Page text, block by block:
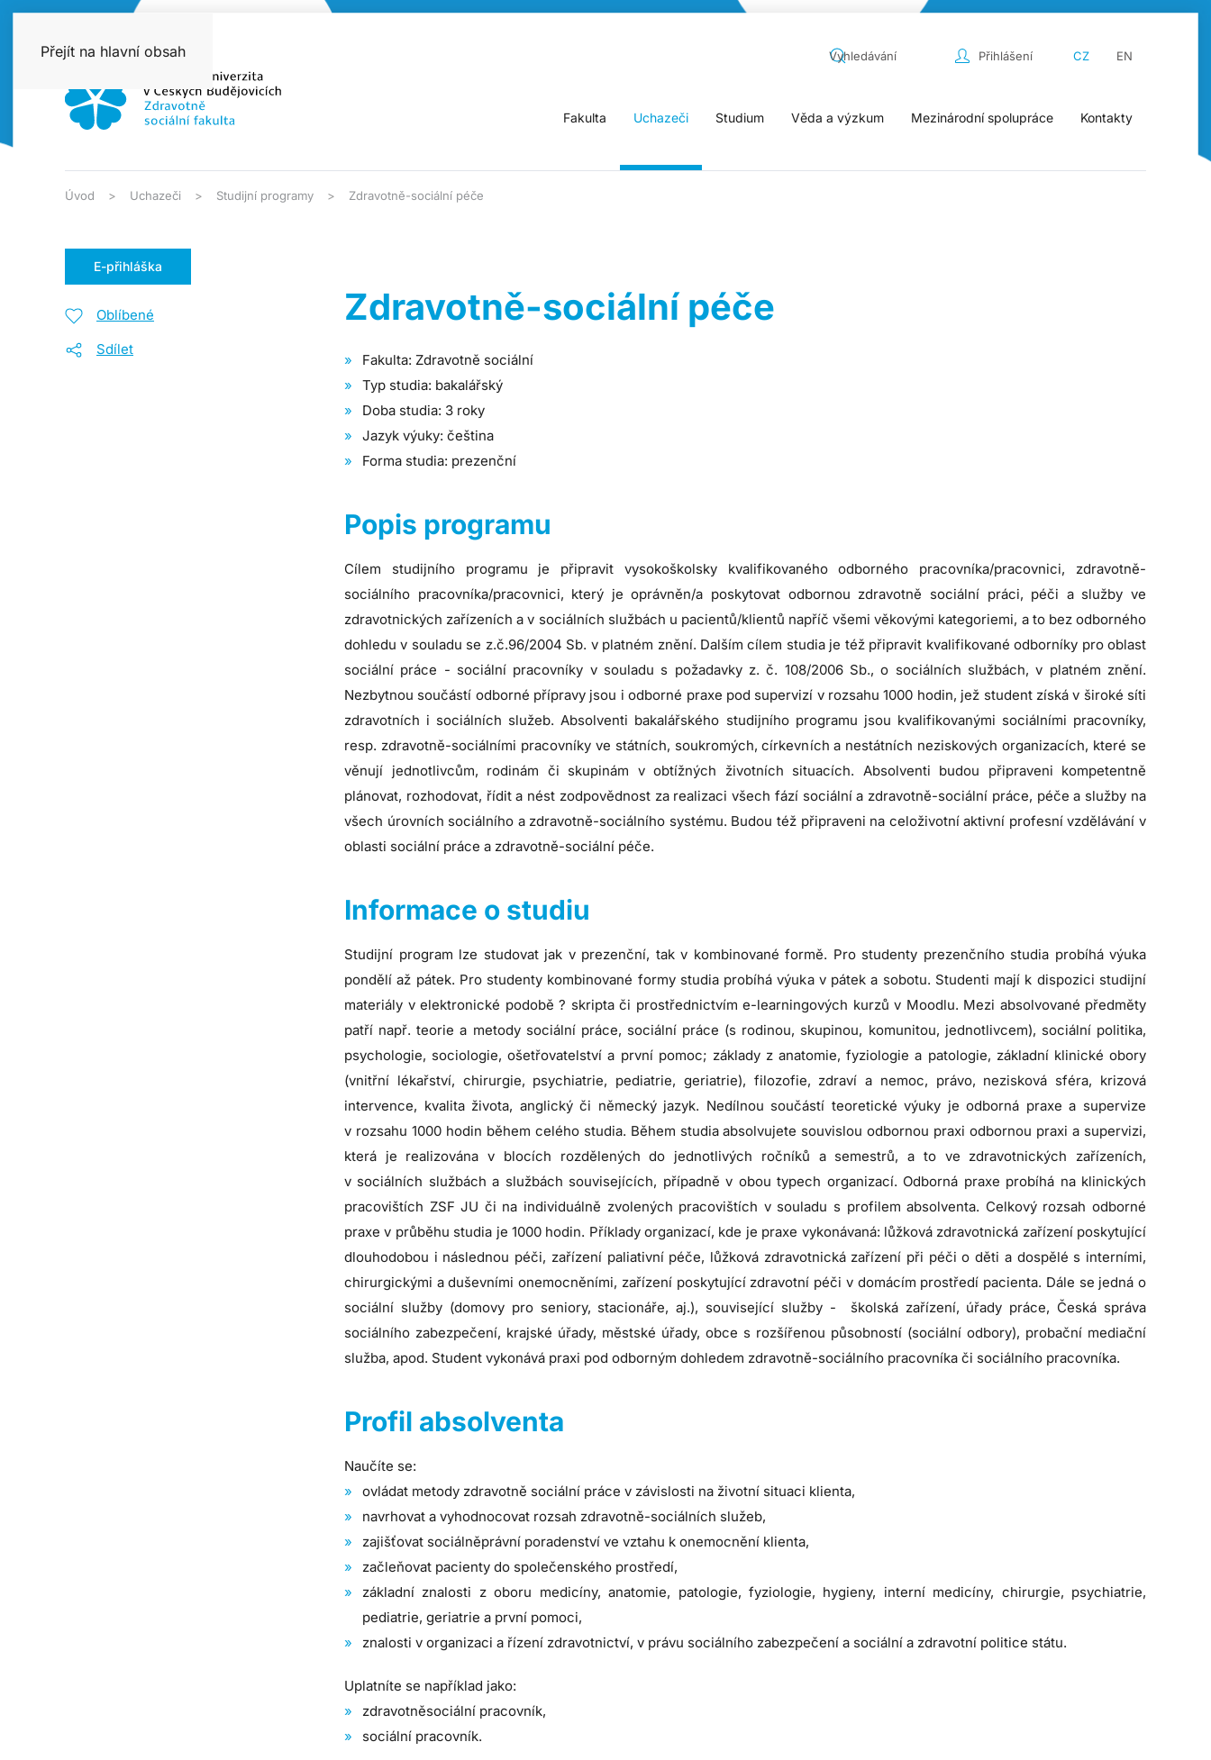
Přejít na hlavní obsah Přihlášení CZ EN
Fakulta Uchazeči Studium Věda a výzkum Mezinárodní spolupráce Kontakty
Úvod Uchazeči Studijní programy Zdravotně-sociální péče
E-přihláška
Oblíbené
Sdílet
Zdravotně-sociální péče
Fakulta: Zdravotně sociální
Typ studia: bakalářský
Doba studia: 3 roky
Jazyk výuky: čeština
Forma studia: prezenční
Popis programu
Cílem studijního programu je připravit vysokoškolsky kvalifikovaného odborného pracovníka/pracovnici, zdravotně-
sociálního pracovníka/pracovnici, který je oprávněn/a poskytovat odbornou zdravotně sociální práci, péči a služby ve
zdravotnických zařízeních a v sociálních službách u pacientů/klientů napříč všemi věkovými kategoriemi, a to bez odborného
dohledu v souladu se z.č.96/2004 Sb. v platném znění. Dalším cílem studia je též připravit kvalifikované odborníky pro oblast
sociální práce - sociální pracovníky v souladu s požadavky z. č. 108/2006 Sb., o sociálních službách, v platném znění.
Nezbytnou součástí odborné přípravy jsou i odborné praxe pod supervizí v rozsahu 1000 hodin, jež student získá v široké síti
zdravotních i sociálních služeb. Absolventi bakalářského studijního programu jsou kvalifikovanými sociálními pracovníky,
resp. zdravotně-sociálními pracovníky ve státních, soukromých, církevních a nestátních neziskových organizacích, které se
věnují jednotlivcům, rodinám či skupinám v obtížných životních situacích. Absolventi budou připraveni kompetentně
plánovat, rozhodovat, řídit a nést zodpovědnost za realizaci všech fází sociální a zdravotně-sociální práce, péče a služby na
všech úrovních sociálního a zdravotně-sociálního systému. Budou též připraveni na celoživotní aktivní profesní vzdělávání v
oblasti sociální práce a zdravotně-sociální péče.
Informace o studiu
Studijní program lze studovat jak v prezenční, tak v kombinované formě. Pro studenty prezenčního studia probíhá výuka
pondělí až pátek. Pro studenty kombinované formy studia probíhá výuka v pátek a sobotu. Studenti mají k dispozici studijní
materiály v elektronické podobě ? skripta či prostřednictvím e-learningových kurzů v Moodlu. Mezi absolvované předměty
patří např. teorie a metody sociální práce, sociální práce (s rodinou, skupinou, komunitou, jednotlivcem), sociální politika,
psychologie, sociologie, ošetřovatelství a první pomoc; základy z anatomie, fyziologie a patologie, základní klinické obory
(vnitřní lékařství, chirurgie, psychiatrie, pediatrie, geriatrie), filozofie, zdraví a nemoc, právo, nezisková sféra, krizová
intervence, kvalita života, anglický či německý jazyk. Nedílnou součástí teoretické výuky je odborná praxe a supervize
v rozsahu 1000 hodin během celého studia. Během studia absolvujete souvislou odbornou praxi odbornou praxi a supervizi,
která je realizována v blocích rozdělených do jednotlivých ročníků a semestrů, a to ve zdravotnických zařízeních,
v sociálních službách a službách souvisejících, případně v obou typech organizací. Odborná praxe probíhá na klinických
pracovištích ZSF JU či na individuálně zvolených pracovištích v souladu s profilem absolventa. Celkový rozsah odborné
praxe v průběhu studia je 1000 hodin. Příklady organizací, kde je praxe vykonávaná: lůžková zdravotnická zařízení poskytující
dlouhodobou i následnou péči, zařízení paliativní péče, lůžková zdravotnická zařízení při péči o děti a dospělé s interními,
chirurgickými a duševními onemocněními, zařízení poskytující zdravotní péči v domácím prostředí pacienta. Dále se jedná o
sociální služby (domovy pro seniory, stacionáře, aj.), související služby - školská zařízení, úřady práce, Česká správa
sociálního zabezpečení, krajské úřady, městské úřady, obce s rozšířenou působností (sociální odbory), probační mediační
služba, apod. Student vykonává praxi pod odborným dohledem zdravotně-sociálního pracovníka či sociálního pracovníka.
Profil absolventa
Naučíte se:
ovládat metody zdravotně sociální práce v závislosti na životní situaci klienta,
navrhovat a vyhodnocovat rozsah zdravotně-sociálních služeb,
zajišťovat sociálněprávní poradenství ve vztahu k onemocnění klienta,
začleňovat pacienty do společenského prostředí,
základní znalosti z oboru medicíny, anatomie, patologie, fyziologie, hygieny, interní medicíny, chirurgie, psychiatrie,
pediatrie, geriatrie a první pomoci,
znalosti v organizaci a řízení zdravotnictví, v právu sociálního zabezpečení a sociální a zdravotní politice státu.
Uplatníte se například jako:
zdravotněsociální pracovník,
sociální pracovník.